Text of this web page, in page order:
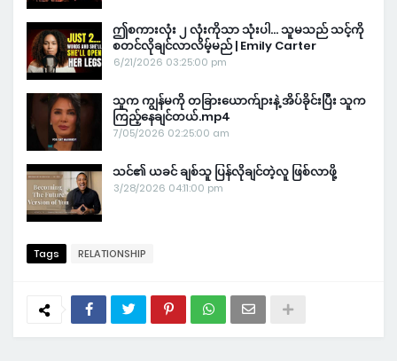
ဤစကားလုံး ၂ လုံးကိုသာ သုံးပါ… သူမသည် သင့်ကို
စတင်လိုချင်လာလိမ့်မည် | Emily Carter
6/21/2026 03:25:00 pm
သူက ကျွန်မကို တခြားယောက်ျားနဲ့ အိပ်ခိုင်းပြီး သူက
ကြည့်နေချင်တယ်.mp4
7/05/2026 02:25:00 am
သင်၏ ယခင် ချစ်သူ ပြန်လိုချင်တဲ့လူ ဖြစ်လာဖို့
3/28/2026 04:11:00 pm
Tags RELATIONSHIP